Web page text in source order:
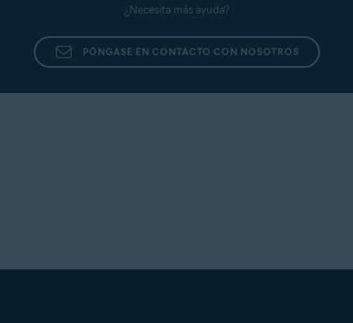
¿Necesita más ayuda?
PÓNGASE EN CONTACTO CON NOSOTROS